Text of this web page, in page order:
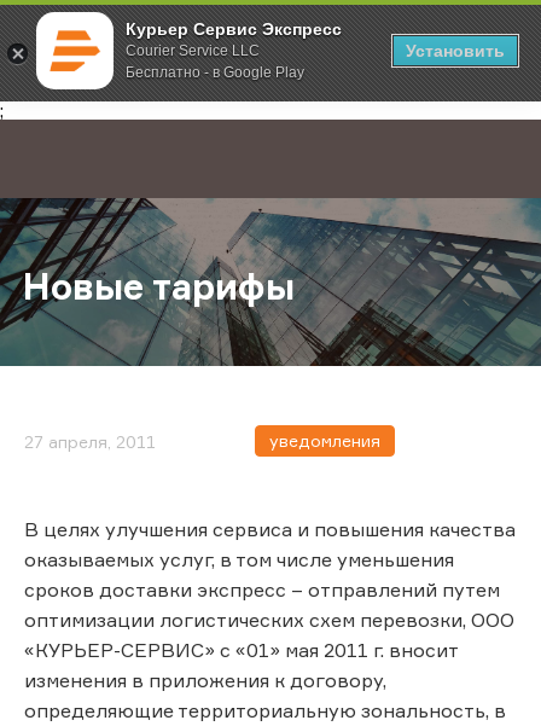
Курьер Сервис Экспресс
Courier Service LLC
Бесплатно - в Google Play
Установить
;
Главная О компании Новости Новые тарифы
Новые тарифы
27 апреля, 2011 уведомления
В целях улучшения сервиса и повышения качества
оказываемых услуг, в том числе уменьшения
сроков доставки экспресс – отправлений путем
оптимизации логистических схем перевозки, ООО
«КУРЬЕР-СЕРВИС» с «01» мая 2011 г. вносит
изменения в приложения к договору,
определяющие территориальную зональность, в